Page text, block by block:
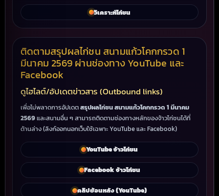
วิเคราะห์ไก่ชน
ติดตามสรุปผลไก่ชน สนามแก้วโคกกรวด 1
มีนาคม 2569 ผ่านช่องทาง YouTube และ
Facebook
ดูไฮไลต์/อัปเดตข่าวสาร (Outbound links)
เพื่อไม่พลาดการอัปเดตสรุปผลไก่ชน สนามแก้วโคกกรวด 1 มีนาคม
2569และสนามอื่น ๆ สามารถติดตามช่องทางหลักของจ้าวไก่ชนได้ที่
ด้านล่าง (ลิงก์ออกนอกเว็บใช้เฉพาะ YouTube และ Facebook)
YouTube จ้าวไก่ชน
Facebook จ้าวไก่ชน
คลิปย้อนหลัง (YouTube)